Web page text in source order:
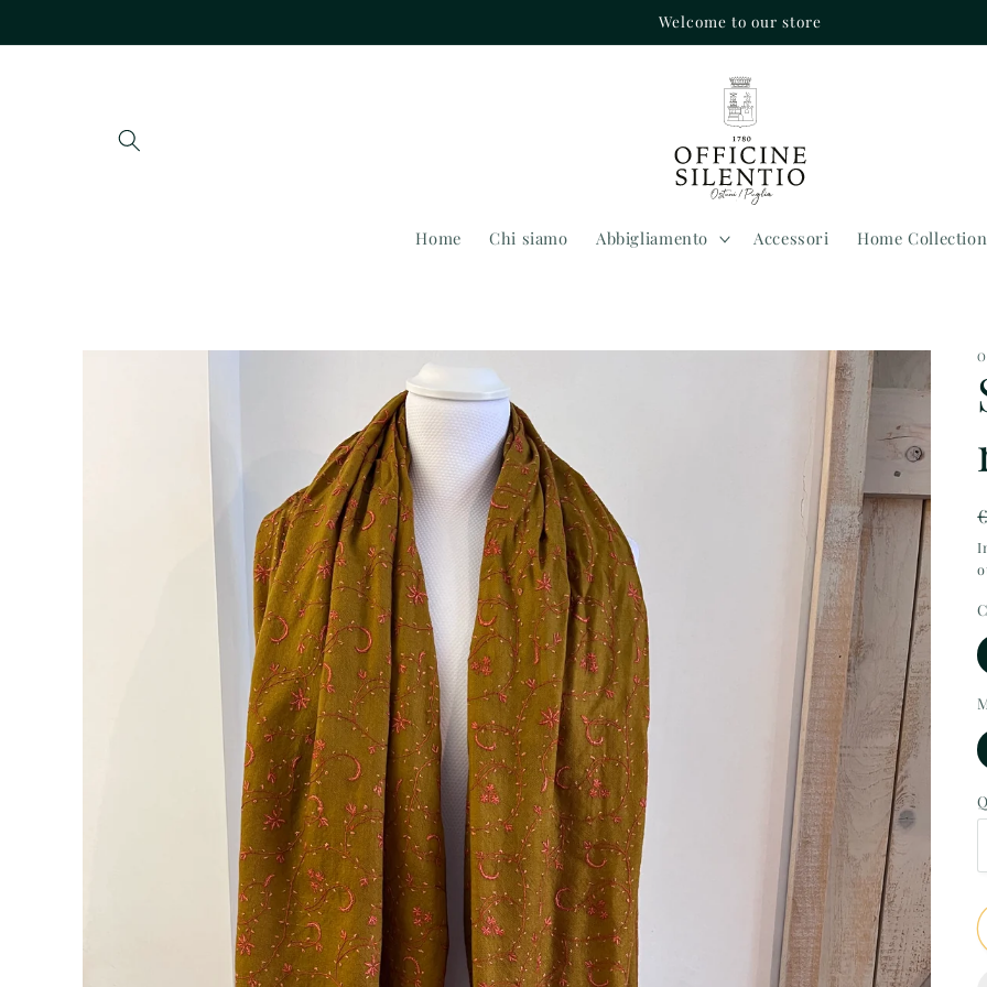
ai contenuti
Welcome to our store
Home Chi siamo Abbigliamento Accessori Home Collection
Passa alle